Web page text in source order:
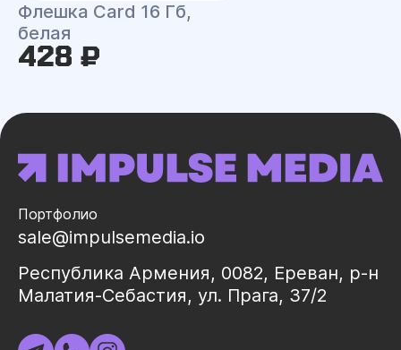
Флешка Card 16 Гб,
белая
428 ₽
Портфолио
sale@impulsemedia.io
Республика Армения, 0082, Ереван, р-н
Малатия-Себастия, ул. Прага, 37/2